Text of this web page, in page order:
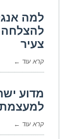
למה
להצלחה
צעיר
קרא עוד ←
מדוע
למעצמת
קרא עוד ←